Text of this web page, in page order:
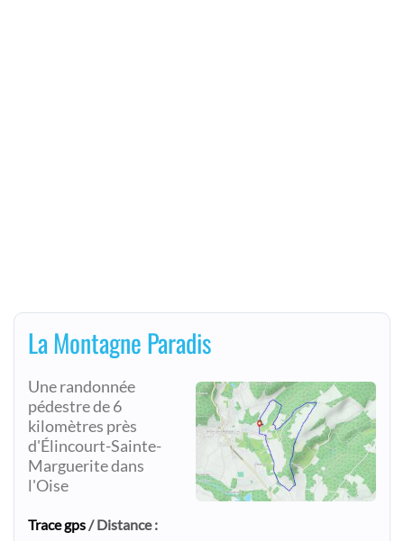
La Montagne Paradis
Une randonnée
pédestre de 6
kilomètres près
d'Élincourt-Sainte-
Marguerite dans
l'Oise
Trace gps/ Distance :